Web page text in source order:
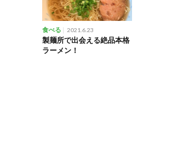
食べる 2021.6.23
製麺所で出会える絶品本格
ラーメン！